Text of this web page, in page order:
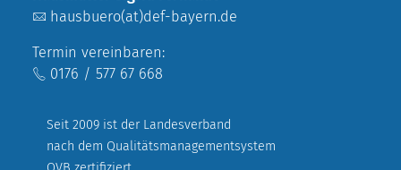
hausbuero(at)def-bayern.de
Termin vereinbaren:
0176 / 577 67 668
nach dem Qualitätsmanagementsystem